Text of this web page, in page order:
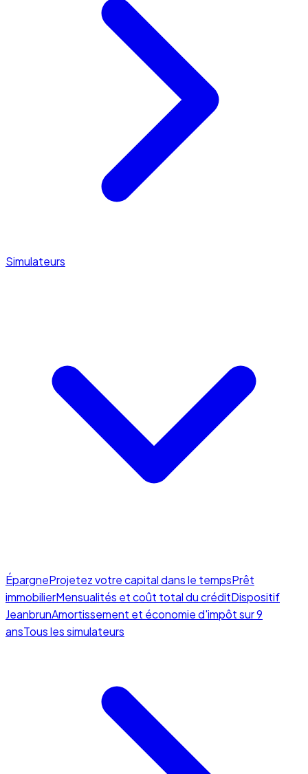
Simulateurs
ÉpargneProjetez votre capital dans le tempsPrêt
immobilierMensualités et coût total du créditDispositif
JeanbrunAmortissement et économie d'impôt sur 9
ansTous les simulateurs